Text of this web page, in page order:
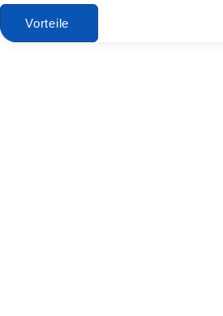
Vorteile